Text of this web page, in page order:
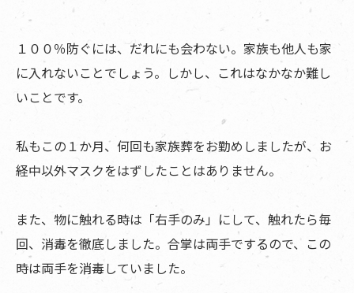
１００％防ぐには、だれにも会わない。家族も他人も家
に入れないことでしょう。しかし、これはなかなか難し
いことです。
私もこの１か月、何回も家族葬をお勤めしましたが、お
経中以外マスクをはずしたことはありません。
また、物に触れる時は「右手のみ」にして、触れたら毎
回、消毒を徹底しました。合掌は両手でするので、この
時は両手を消毒していました。